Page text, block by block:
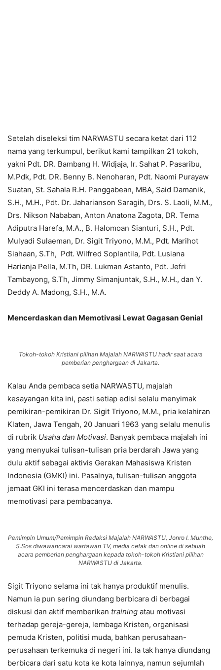
Setelah diseleksi tim NARWASTU secara ketat dari 112
nama yang terkumpul, berikut kami tampilkan 21 tokoh,
yakni Pdt. DR. Bambang H. Widjaja, Ir. Sahat P. Pasaribu,
M.Pdk, Pdt. DR. Benny B. Nenoharan, Pdt. Naomi Purayaw
Suatan, St. Sahala R.H. Panggabean, MBA, Said Damanik,
S.H., M.H., Pdt. Dr. Jaharianson Saragih, Drs. S. Laoli, M.M.,
Drs. Nikson Nababan, Anton Anatona Zagota, DR. Tema
Adiputra Harefa, M.A., B. Halomoan Sianturi, S.H., Pdt.
Mulyadi Sulaeman, Dr. Sigit Triyono, M.M., Pdt. Marihot
Siahaan, S.Th, Pdt. Wilfred Soplantila, Pdt. Lusiana
Harianja Pella, M.Th, DR. Lukman Astanto, Pdt. Jefri
Tambayong, S.Th, Jimmy Simanjuntak, S.H., M.H., dan Y.
Deddy A. Madong, S.H., M.A.
Mencerdaskan dan Memotivasi Lewat Gagasan Genial
Tokoh-tokoh Kristiani pilihan Majalah NARWASTU hadir saat acara
pemberian penghargaan di Jakarta.
Kalau Anda pembaca setia NARWASTU, majalah
kesayangan kita ini, pasti setiap edisi selalu menyimak
pemikiran-pemikiran Dr. Sigit Triyono, M.M., pria kelahiran
Klaten, Jawa Tengah, 20 Januari 1963 yang selalu menulis
di rubrik Usaha dan Motivasi. Banyak pembaca majalah ini
yang menyukai tulisan-tulisan pria berdarah Jawa yang
dulu aktif sebagai aktivis Gerakan Mahasiswa Kristen
Indonesia (GMKI) ini. Pasalnya, tulisan-tulisan anggota
jemaat GKI ini terasa mencerdaskan dan mampu
memotivasi para pembacanya.
Pemimpin Umum/Pemimpin Redaksi Majalah NARWASTU, Jonro I. Munthe,
S.Sos diwawancarai wartawan TV, media cetak dan online di sebuah
acara pemberian penghargaan kepada tokoh-tokoh Kristiani pilihan
NARWASTU di Jakarta.
Sigit Triyono selama ini tak hanya produktif menulis.
Namun ia pun sering diundang berbicara di berbagai
diskusi dan aktif memberikan training atau motivasi
terhadap gereja-gereja, lembaga Kristen, organisasi
pemuda Kristen, politisi muda, bahkan perusahaan-
perusahaan terkemuka di negeri ini. Ia tak hanya diundang
berbicara dari satu kota ke kota lainnya, namun sejumlah